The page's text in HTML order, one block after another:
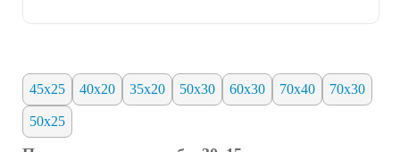
45х25 40х20 35x20 50х30 60х30 70х40 70х30
50х25